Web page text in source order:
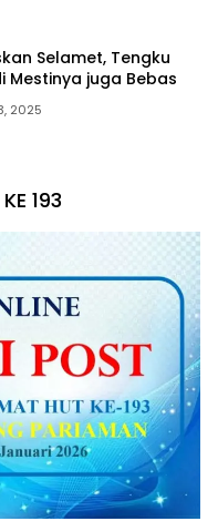
Selamet, Tengku
Mestinya juga Bebas
2025
193